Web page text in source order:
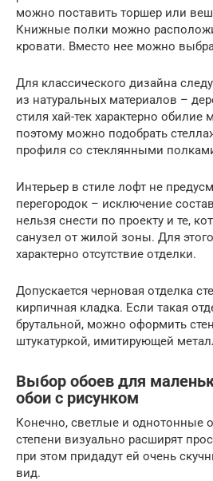
можно поставить торшер или
Книжные полки можно
кровати. Вместо нее можно
Для классического дизайна
из натуральных материалов –
стиля хай-тек характерно обилие
поэтому можно подобрать
профиля со стеклянными
Интерьер в стиле лофт не
перегородок – исключение
нельзя снести по проекту и те,
санузел от жилой зоны. Для
характерно отсутствие отделки.
Допускается черновая отделка
кирпичная кладка. Если такая
брутальной, можно оформить
штукатуркой, имитирующей
Выбор обоев для
обои с рисунком
Конечно, светлые и однотонные
степени визуально расширят
при этом придадут ей очень
вид.